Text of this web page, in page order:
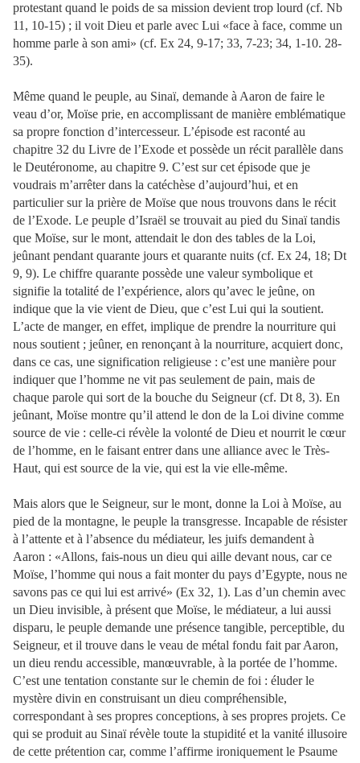
protestant quand le poids de sa mission devient trop lourd (cf. Nb
11, 10-15) ; il voit Dieu et parle avec Lui «face à face, comme un
homme parle à son ami» (cf. Ex 24, 9-17; 33, 7-23; 34, 1-10. 28-
35).
Même quand le peuple, au Sinaï, demande à Aaron de faire le
veau d’or, Moïse prie, en accomplissant de manière emblématique
sa propre fonction d’intercesseur. L’épisode est raconté au
chapitre 32 du Livre de l’Exode et possède un récit parallèle dans
le Deutéronome, au chapitre 9. C’est sur cet épisode que je
voudrais m’arrêter dans la catéchèse d’aujourd’hui, et en
particulier sur la prière de Moïse que nous trouvons dans le récit
de l’Exode. Le peuple d’Israël se trouvait au pied du Sinaï tandis
que Moïse, sur le mont, attendait le don des tables de la Loi,
jeûnant pendant quarante jours et quarante nuits (cf. Ex 24, 18; Dt
9, 9). Le chiffre quarante possède une valeur symbolique et
signifie la totalité de l’expérience, alors qu’avec le jeûne, on
indique que la vie vient de Dieu, que c’est Lui qui la soutient.
L’acte de manger, en effet, implique de prendre la nourriture qui
nous soutient ; jeûner, en renonçant à la nourriture, acquiert donc,
dans ce cas, une signification religieuse : c’est une manière pour
indiquer que l’homme ne vit pas seulement de pain, mais de
chaque parole qui sort de la bouche du Seigneur (cf. Dt 8, 3). En
jeûnant, Moïse montre qu’il attend le don de la Loi divine comme
source de vie : celle-ci révèle la volonté de Dieu et nourrit le cœur
de l’homme, en le faisant entrer dans une alliance avec le Très-
Haut, qui est source de la vie, qui est la vie elle-même.
Mais alors que le Seigneur, sur le mont, donne la Loi à Moïse, au
pied de la montagne, le peuple la transgresse. Incapable de résister
à l’attente et à l’absence du médiateur, les juifs demandent à
Aaron : «Allons, fais-nous un dieu qui aille devant nous, car ce
Moïse, l’homme qui nous a fait monter du pays d’Egypte, nous ne
savons pas ce qui lui est arrivé» (Ex 32, 1). Las d’un chemin avec
un Dieu invisible, à présent que Moïse, le médiateur, a lui aussi
disparu, le peuple demande une présence tangible, perceptible, du
Seigneur, et il trouve dans le veau de métal fondu fait par Aaron,
un dieu rendu accessible, manœuvrable, à la portée de l’homme.
C’est une tentation constante sur le chemin de foi : éluder le
mystère divin en construisant un dieu compréhensible,
correspondant à ses propres conceptions, à ses propres projets. Ce
qui se produit au Sinaï révèle toute la stupidité et la vanité illusoire
de cette prétention car, comme l’affirme ironiquement le Psaume